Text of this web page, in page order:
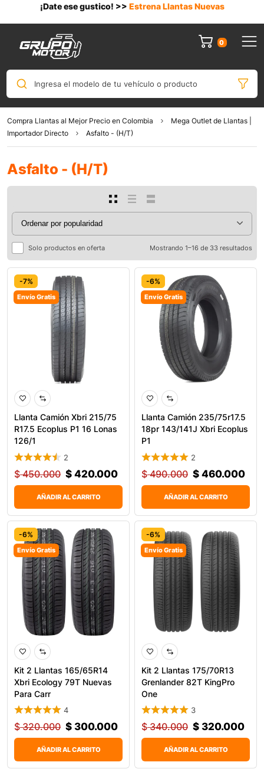
¡Date ese gustico! >> Estrena Llantas Nuevas
0
Ingresa el modelo de tu vehículo o producto
Compra Llantas al Mejor Precio en Colombia
Mega Outlet de Llantas |
Importador Directo
Asfalto - (H/T)
Asfalto - (H/T)
Solo productos en oferta Mostrando 1–16 de 33 resultados
-7%
Envío Gratis
Llanta Camión Xbri 215/75
R17.5 Ecoplus P1 16 Lonas
126/1
2
$450.000 $ 420.000
AÑADIR AL CARRITO
-6%
Envío Gratis
Llanta Camión 235/75r17.5
18pr 143/141J Xbri Ecoplus
P1
2
$490.000 $ 460.000
AÑADIR AL CARRITO
-6%
Envío Gratis
Kit 2 Llantas 165/65R14
Xbri Ecology 79T Nuevas
Para Carr
4
$320.000 $ 300.000
AÑADIR AL CARRITO
-6%
Envío Gratis
Kit 2 Llantas 175/70R13
Grenlander 82T KingPro
One
3
$340.000 $ 320.000
AÑADIR AL CARRITO